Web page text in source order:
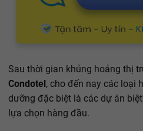
Sau thời gian khủng hoảng thị
Condotel, cho đến nay các loại
dưỡng đặc biệt là các dự án
lựa chọn hàng đầu.